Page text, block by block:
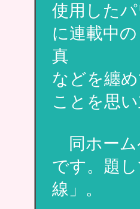
使用した
に連載中
真
などを纏
ことを思い
同ホーム
です。題
線」。